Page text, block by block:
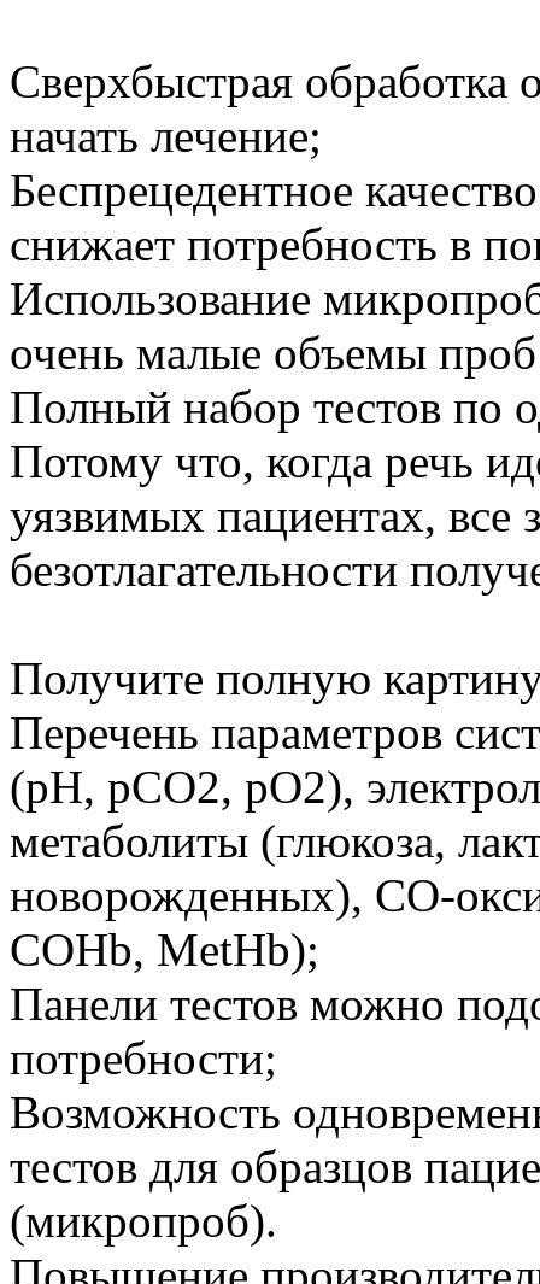
Сверхбыстрая обработка
начать лечение;
Беспрецедентное
снижает потребность в
Использование
очень малые объемы
Полный набор тестов по
Потому что, когда речь
уязвимых пациентах, все
безотлагательности
Получите полную
Перечень параметров
(pH, pCO2, pO2),
метаболиты (глюкоза,
новорожденных), CO-
COHb, MetHb);
Панели тестов можно
потребности;
Возможность
тестов для образцов
(микропроб).